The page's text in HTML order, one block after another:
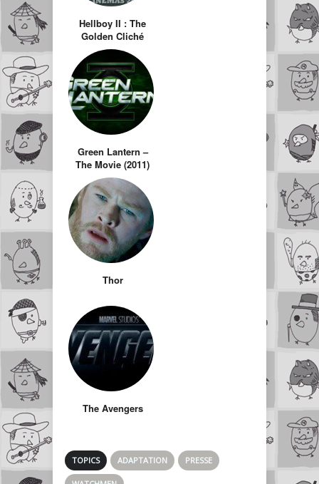
Hellboy II : The
Golden Cliché
Green Lantern –
The Movie (2011)
Thor
The Avengers
TOPICS ADAPTATION PRESSE